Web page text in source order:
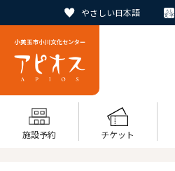
やさしい日本語
施設予約 チケット